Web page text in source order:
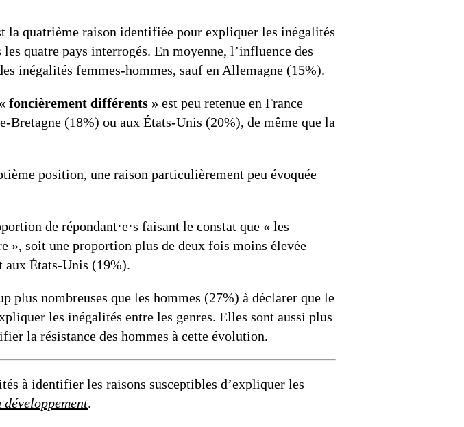
la quatrième raison identifiée pour expliquer les inégalités
quatre pays interrogés. En moyenne, l’influence des
inégalités femmes-hommes, sauf en Allemagne (15%).
foncièrement différents » est peu retenue en France
Bretagne (18%) ou aux États-Unis (20%), de même que la
position, une raison particulièrement peu évoquée
de répondant·e·s faisant le constat que « les
», soit une proportion plus de deux fois moins élevée
aux États-Unis (19%).
plus nombreuses que les hommes (27%) à déclarer que le
les inégalités entre les genres. Elles sont aussi plus
la résistance des hommes à cette évolution.
à identifier les raisons susceptibles d’expliquer les
développement.